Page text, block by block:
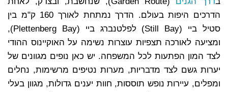
הדרכים היפות בעולם. הדרך נמתחת לאורך 160 ק"מ בין
סטיל ביי (Still Bay) לפלטנברג ביי (Plettenberg Bay),
ומציעה לאורכה תצפיות עוצרות נשימה על האוקיינוס ההודי
לצד המון הפתעות לכל המשפחה. יש כאן נופים מגוונים של
יערות גשם לצד מדבריות, מערות נטיפים מרשימות, נחלים
ומפלים, עיירות נופש תוססות, חוות יענים גדולות, מגוון בעלי